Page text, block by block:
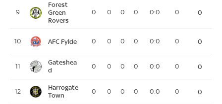
9
Forest
Green
Rovers
0 0 0 0 0:0 0 0
10 AFC Fylde 0 0 0 0 0:0 0 0
11
Gateshea
d
0 0 0 0 0:0 0 0
12
Harrogate
Town
0 0 0 0 0:0 0 0